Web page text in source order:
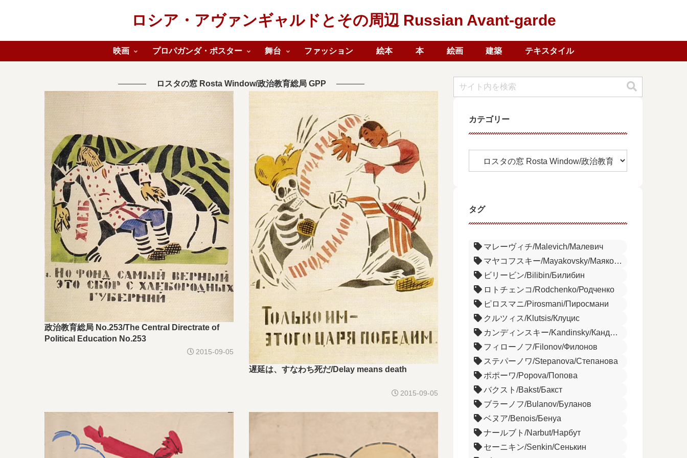
ロシア・アヴァンギャルドとその周辺 Russian Avant-garde
映画 プロパガンダ・ポスター 舞台 ファッション 絵本 本 絵画 建築 テキスタイル
ロスタの窓 Rosta Window/政治教育総局 GPP
政治教育総局 No.253/The Central Directrate of
Political Education No.253
2015-09-05
遅延は、すなわち死だ/Delay means death
2015-09-05
カテゴリー
タグ
マレーヴィチ/Malevich/Малевич
マヤコフスキー/Mayakovsky/Маяковский
ビリービン/Bilibin/Билибин
ロトチェンコ/Rodchenko/Родченко
ピロスマニ/Pirosmani/Пиросмани
クルツィス/Klutsis/Клуцис
カンディンスキー/Kandinsky/Кандинский
フィローノフ/Filonov/Филонов
ステパーノワ/Stepanova/Степанова
ポポーワ/Popova/Попова
バクスト/Bakst/Бакст
ブラーノフ/Bulanov/Буланов
ベヌア/Benois/Бенуа
ナールブト/Narbut/Нарбут
セーニキン/Senkin/Сенькин